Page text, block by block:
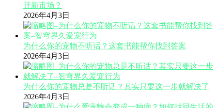
开新市场？
2026年4月3日
为什么你的宠物不听话？这套书能帮你找到答案
2026年4月3日
为什么你的宠物总是不听话？其实只要这一步就解决了
2026年4月3日